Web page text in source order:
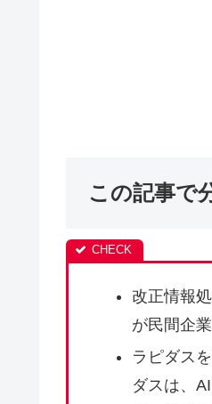
この記事で
改正情報
が民間企
ラピダス
ダスは、